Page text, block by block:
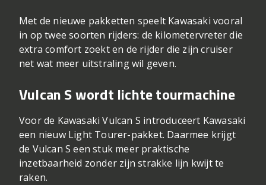
Met de nieuwe pakketten speelt Kawasaki vooral
in op twee soorten rijders: de kilometervreter die
extra comfort zoekt en de rijder die zijn cruiser
net wat meer uitstraling wil geven.
Vulcan S wordt lichte tourmachine
Voor de Kawasaki Vulcan S introduceert Kawasaki
een nieuw Light Tourer-pakket. Daarmee krijgt
de Vulcan S een stuk meer praktische
inzetbaarheid zonder zijn strakke lijn kwijt te
raken.